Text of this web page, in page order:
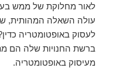
לאור מחלוקת של ממש
עולה השאלה המהותית,
לעסוק באופטומטריה
ברשת החנויות שלה הם
מעיסוק באופטומטריה.